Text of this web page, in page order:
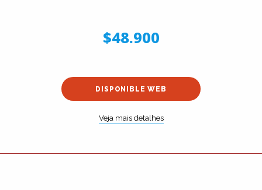
$48.900
DISPONIBLE WEB
Veja mais detalhes